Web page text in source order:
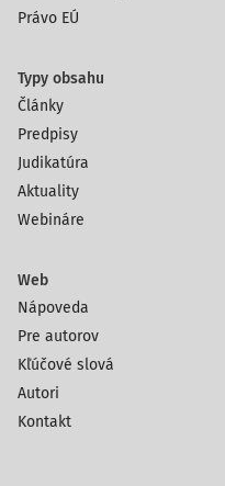
Právo EÚ
Typy obsahu
Články
Predpisy
Judikatúra
Aktuality
Webináre
Web
Nápoveda
Pre autorov
Kľúčové slová
Autori
Kontakt